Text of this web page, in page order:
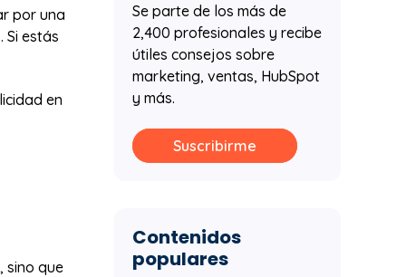
por una
Si estás
en
sino que
Se parte de los más de
2,400 profesionales y recibe
útiles consejos sobre
marketing, ventas, HubSpot
y más.
Suscribirme
Contenidos
populares